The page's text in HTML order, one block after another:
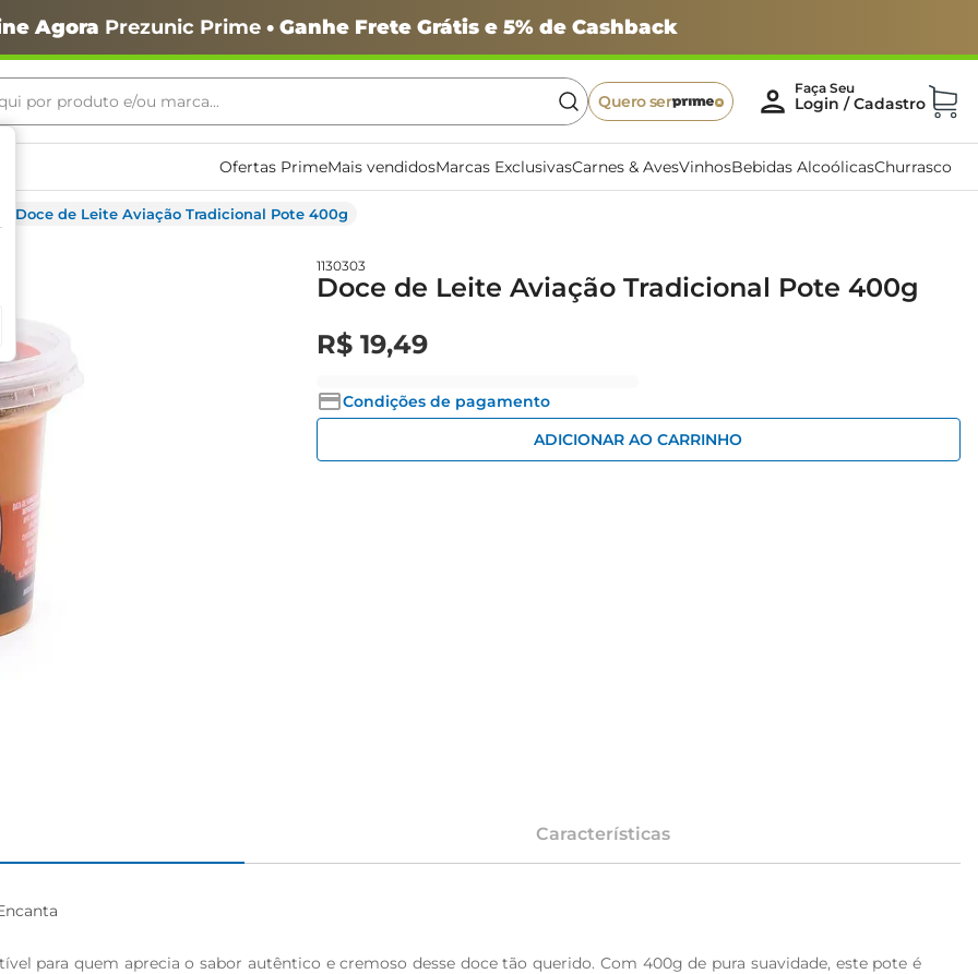
Agora Prezunic Prime• Ganhe Frete Grátis e 5% de Cashback
por produto e/ou marca...
Quero ser
Ofertas PrimeMais vendidosMarcas ExclusivasCarnes & AvesVinhosBebidas AlcoólicasChurrasco
Doce de Leite Aviação Tradicional Pote 400g
1130303
Doce de Leite Aviação Tradicional Pote 400g
R$ 19,49
Condições de pagamento
ADICIONAR AO CARRINHO
Características
para quem aprecia o sabor autêntico e cremoso desse doce tão querido. Com 400g de pura suavidade, este pote é
buscados